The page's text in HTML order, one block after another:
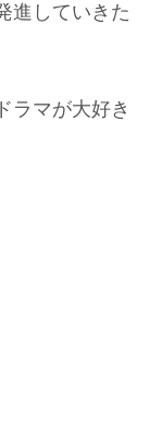
進していきた
ラマが大好き